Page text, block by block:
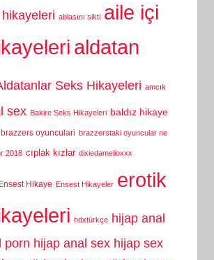
ablasını sikti aile içi
aldatan
Seks Hikayeleri amcık
sex Bakire Seks Hikayeleri baldız hikaye
brazzers oyunculari brazzerstaki oyuncular ne
2018 cıplak kızlar dixiedamelioxxx
Hikaye Ensest Hikayeler erotik
hdxtürkçe hijap anal
porn hijap anal sex hijap sex